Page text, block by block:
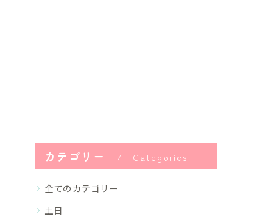
カテゴリー Categories
全てのカテゴリー
土日